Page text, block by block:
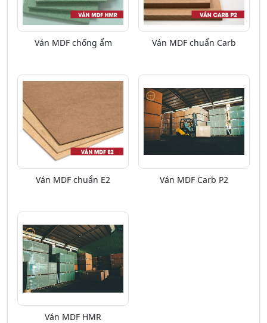
Ván MDF chống ẩm Ván MDF chuẩn Carb
Ván MDF chuẩn E2 Ván MDF Carb P2
Ván MDF HMR